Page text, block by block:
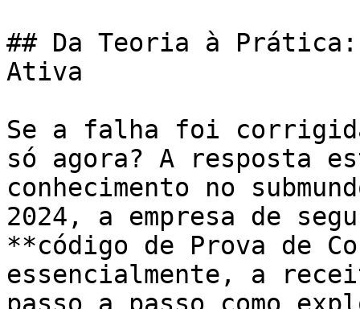
## Da Teoria à
Ativa
Se a falha foi
só agora? A resposta
conhecimento no
2024, a empresa de
**código de Prova de
essencialmente, a